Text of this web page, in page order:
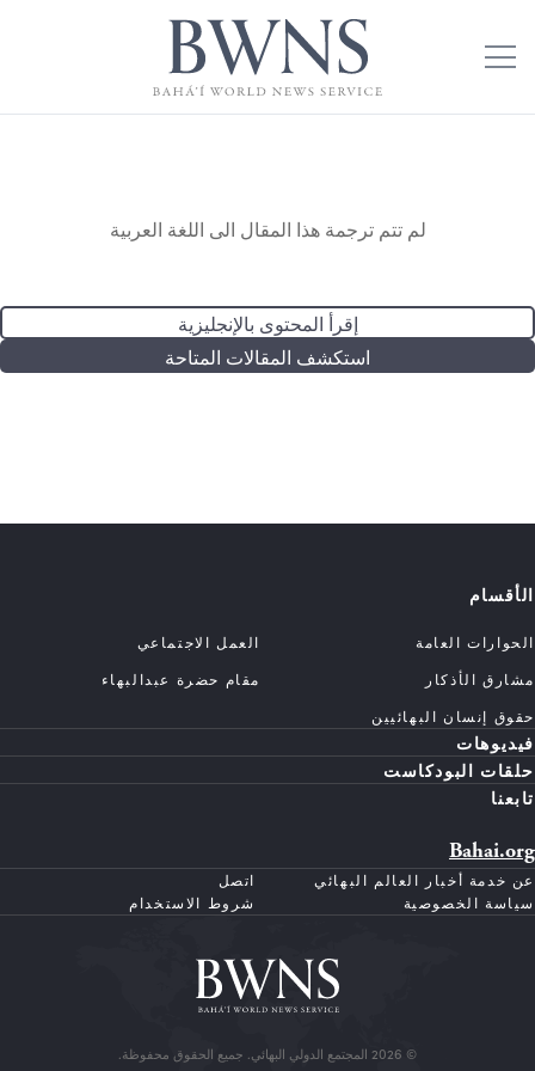
لم تتم ترجمة هذا المقال الى اللغة العربية
إقرأ المحتوى بالإنجليزية
استكشف المقالات المتاحة
الأقسام
الحوارات العامة
العمل الاجتماعي
مشارق الأذكار
مقام حضرة عبدالبهاء
حقوق إنسان البهائيين
فيديوهات
حلقات البودكاست
تابعنا
Bahai.org
عن خدمة أخبار العالم البهائي
اتصل
سياسة الخصوصية
شروط الاستخدام
© 2026 المجتمع الدولي البهائي. جميع الحقوق محفوظة.